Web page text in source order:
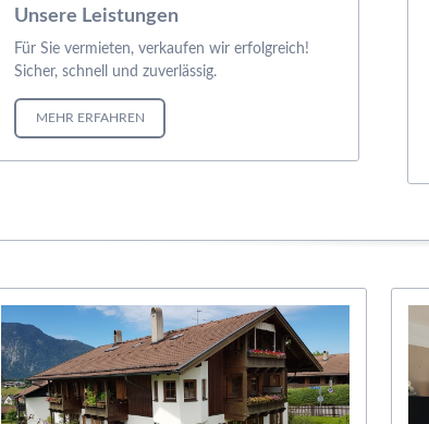
Unsere Leistungen
Für Sie vermieten, verkaufen wir erfolgreich!
Sicher, schnell und zuverlässig.
MEHR ERFAHREN